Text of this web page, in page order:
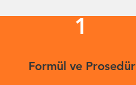
1
Formül ve Prosedür